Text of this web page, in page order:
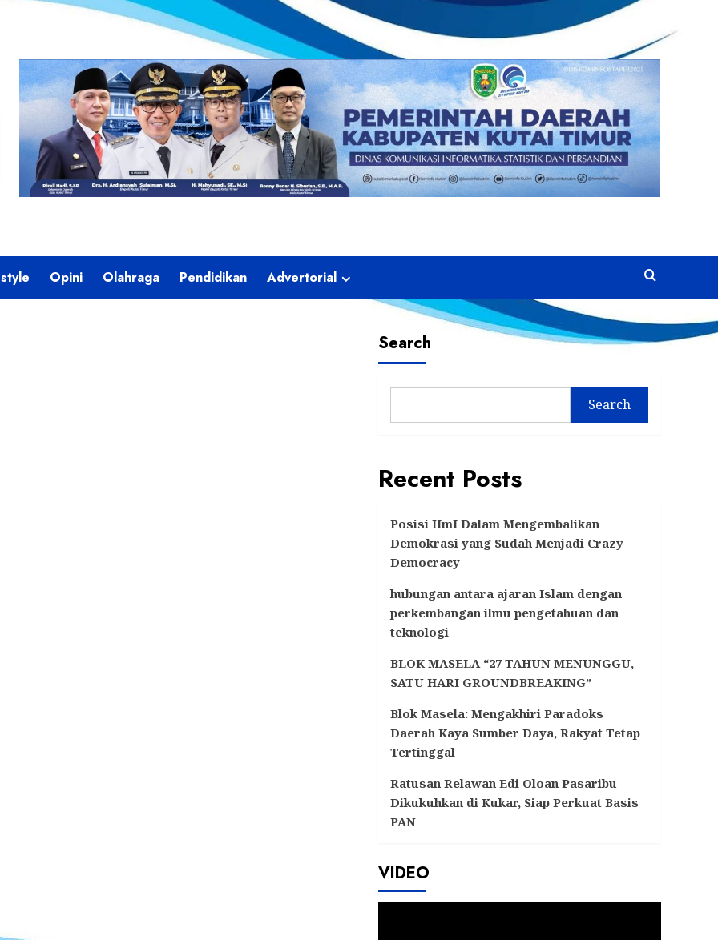
Opini Olahraga Pendidikan Advertorial
Search
Search
Recent Posts
Posisi HmI Dalam Mengembalikan
Demokrasi yang Sudah Menjadi Crazy
Democracy
hubungan antara ajaran Islam dengan
perkembangan ilmu pengetahuan dan
teknologi
BLOK MASELA “27 TAHUN MENUNGGU,
SATU HARI GROUNDBREAKING”
Blok Masela: Mengakhiri Paradoks
Daerah Kaya Sumber Daya, Rakyat Tetap
Tertinggal
Ratusan Relawan Edi Oloan Pasaribu
Dikukuhkan di Kukar, Siap Perkuat Basis
PAN
VIDEO